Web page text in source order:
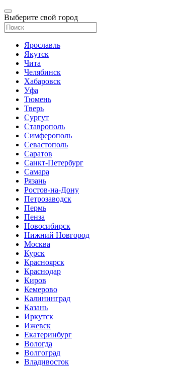
Выберите свой город
Ярославль
Якутск
Чита
Челябинск
Хабаровск
Уфа
Тюмень
Тверь
Сургут
Ставрополь
Симферополь
Севастополь
Саратов
Санкт-Петербург
Самара
Рязань
Ростов-на-Дону
Петрозаводск
Пермь
Пенза
Новосибирск
Нижний Новгород
Москва
Курск
Красноярск
Краснодар
Киров
Кемерово
Калининград
Казань
Иркутск
Ижевск
Екатеринбург
Вологда
Волгоград
Владивосток